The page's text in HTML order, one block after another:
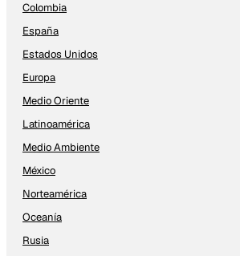
Colombia
España
Estados Unidos
Europa
Medio Oriente
Latinoamérica
Medio Ambiente
México
Norteamérica
Oceanía
Rusia